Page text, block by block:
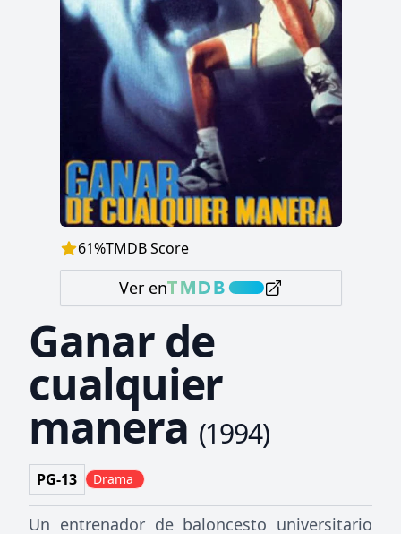
61%TMDB Score
Ver en
Ganar de
cualquier
manera (1994)
PG-13 Drama
Un entrenador de baloncesto universitario